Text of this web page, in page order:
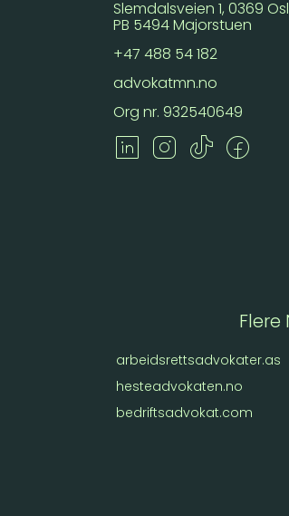
Slemdalsveien 1, 0369
PB 5494 Majorstuen
+47 488 54 182
advokatmn.no
Org nr. 932540649
arbeidsrettsadvokater.as
hesteadvokaten.no
bedriftsadvokat.com